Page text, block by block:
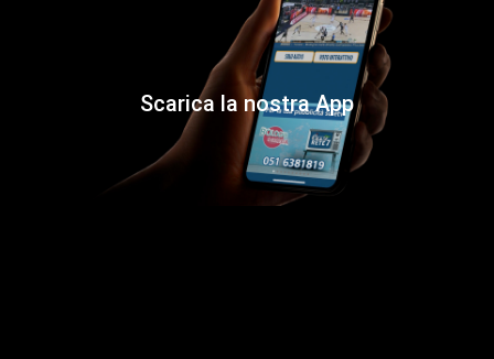
Scarica la nostra App